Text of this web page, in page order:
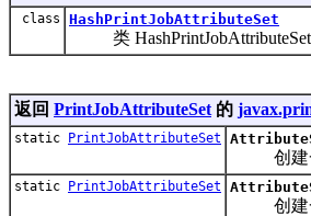
class HashPrintJobAttributeSet
类
返回 PrintJobAttributeSet 的
static PrintJobAttributeSet
创建一
static PrintJobAttributeSet
创建一